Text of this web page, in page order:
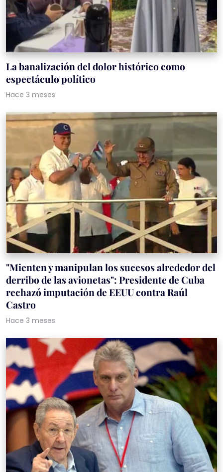
La banalización del dolor histórico como
espectáculo político
Hace 3 meses
"Mienten y manipulan los sucesos alrededor del
derribo de las avionetas": Presidente de Cuba
rechazó imputación de EEUU contra Raúl
Castro
Hace 3 meses